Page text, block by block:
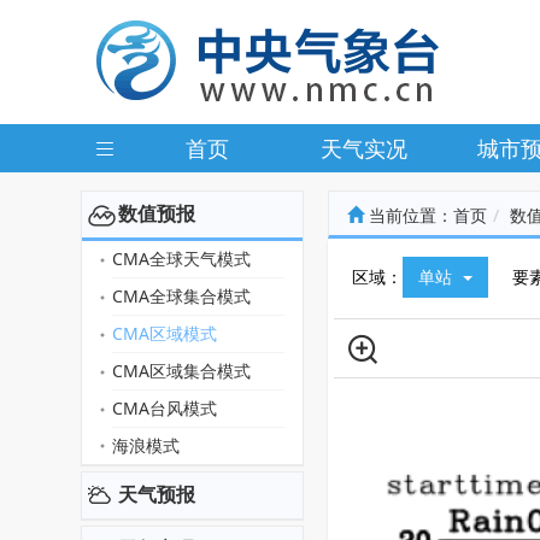
首页 天气实况 城市
数值预报
CMA全球天气模式
CMA全球集合模式
CMA区域模式
CMA区域集合模式
CMA台风模式
海浪模式
天气预报
当前位置： 首页 数
区域： 单站 要